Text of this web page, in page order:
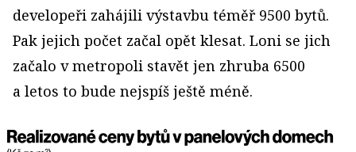
developeři zahájili výstavbu téměř 9500 bytů.
Pak jejich počet začal opět klesat. Loni se jich
začalo v metropoli stavět jen zhruba 6500
a letos to bude nejspíš ještě méně.